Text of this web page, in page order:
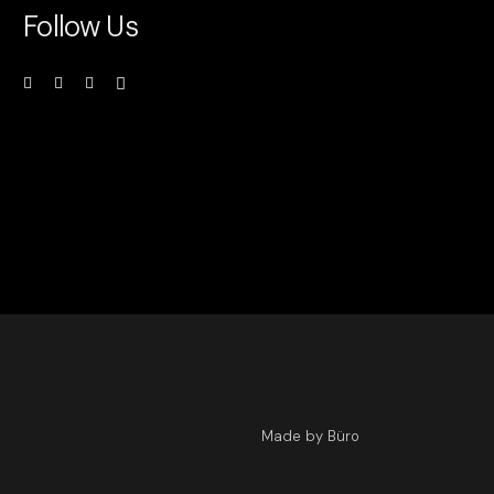
Follow Us
Made by Büro